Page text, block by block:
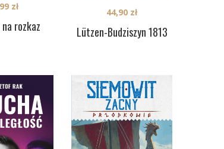
rozkaz
zł
Lützen-Budziszyn 1813
44,90 zł